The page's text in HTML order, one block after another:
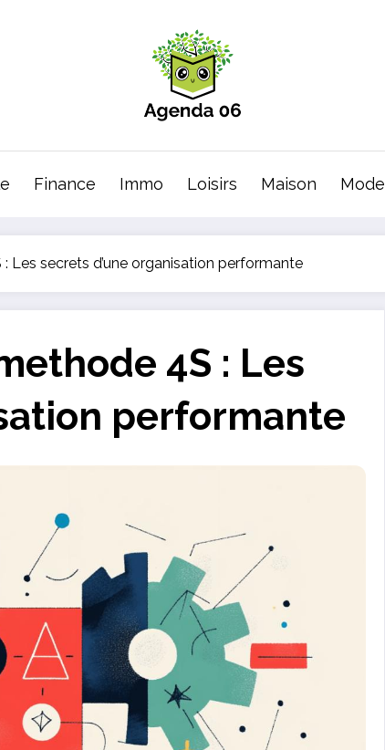
Finance Immo Loisirs Maison Mode
Les secrets d’une organisation performante
4S : Les
performante